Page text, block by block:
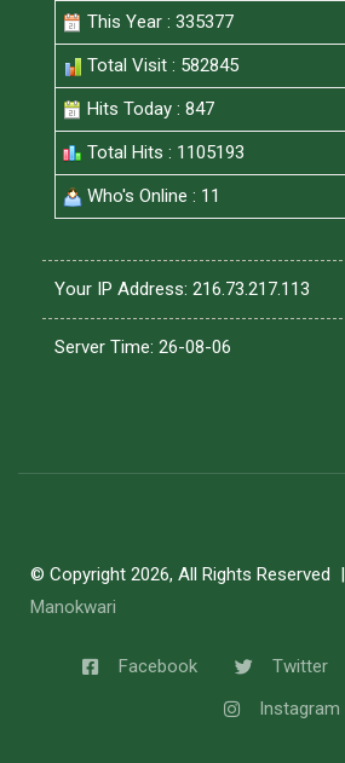
This Year : 335377
Total Visit : 582845
Hits Today : 847
Total Hits : 1105193
Who's Online : 11
Your IP Address: 216.73.217.113
Server Time: 26-08-06
© Copyright 2026, All Rights Reserved |
Manokwari
Facebook Twitter
Instagram